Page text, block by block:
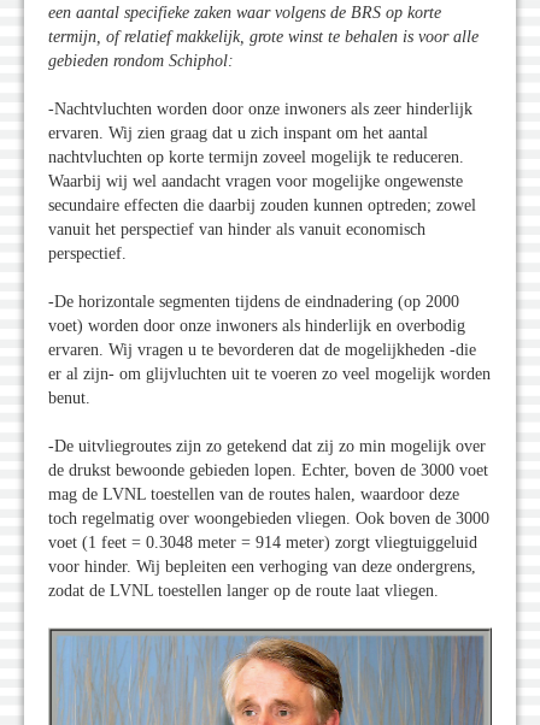
een aantal specifieke zaken waar volgens de BRS op korte
termijn, of relatief makkelijk, grote winst te behalen is voor alle
gebieden rondom Schiphol:
-Nachtvluchten worden door onze inwoners als zeer hinderlijk
ervaren. Wij zien graag dat u zich inspant om het aantal
nachtvluchten op korte termijn zoveel mogelijk te reduceren.
Waarbij wij wel aandacht vragen voor mogelijke ongewenste
secundaire effecten die daarbij zouden kunnen optreden; zowel
vanuit het perspectief van hinder als vanuit economisch
perspectief.
-De horizontale segmenten tijdens de eindnadering (op 2000
voet) worden door onze inwoners als hinderlijk en overbodig
ervaren. Wij vragen u te bevorderen dat de mogelijkheden -die
er al zijn- om glijvluchten uit te voeren zo veel mogelijk worden
benut.
-De uitvliegroutes zijn zo getekend dat zij zo min mogelijk over
de drukst bewoonde gebieden lopen. Echter, boven de 3000 voet
mag de LVNL toestellen van de routes halen, waardoor deze
toch regelmatig over woongebieden vliegen. Ook boven de 3000
voet (1 feet = 0.3048 meter = 914 meter) zorgt vliegtuiggeluid
voor hinder. Wij bepleiten een verhoging van deze ondergrens,
zodat de LVNL toestellen langer op de route laat vliegen.